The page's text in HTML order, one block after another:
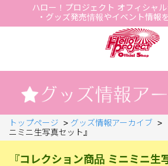
ハロー！プロジェクト オフィシャ
・グッズ発売情報やイベント情報
トップページ > グッズ情報アーカイブ >
ニミニ生写真セット』
『コレクション商品 ミニミニ生